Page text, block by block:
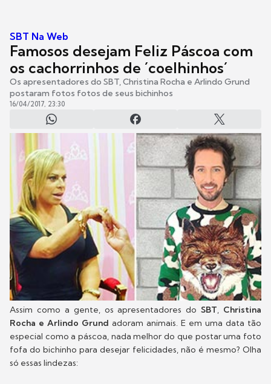
SBT Na Web
Famosos desejam Feliz Páscoa com
os cachorrinhos de ´coelhinhos´
Os apresentadores do SBT, Christina Rocha e Arlindo Grund
postaram fotos fotos de seus bichinhos
16/04/2017, 23:30
Assim como a gente, os apresentadores do SBT, Christina
Rocha e Arlindo Grund adoram animais. E em uma data tão
especial como a páscoa, nada melhor do que postar uma foto
fofa do bichinho para desejar felicidades, não é mesmo? Olha
só essas lindezas: